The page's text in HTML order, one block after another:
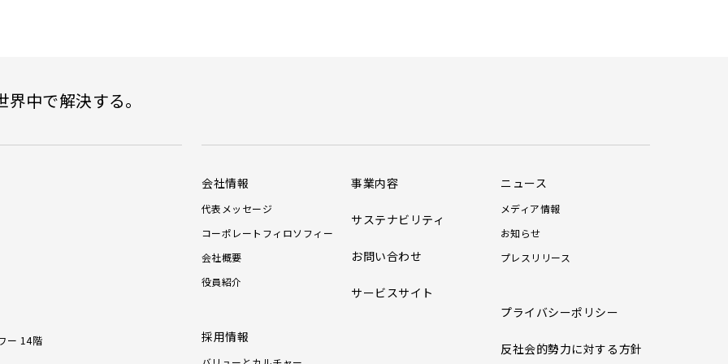
界中で解決する。
ー 14階
会社情報
代表メッセージ
コーポレートフィロソフィー
会社概要
役員紹介
採用情報
事業内容
サステナビリティ
お問い合わせ
サービスサイト
ニュース
メディア情報
お知らせ
プレスリリース
プライバシーポリシー
反社会的勢力に対する方針